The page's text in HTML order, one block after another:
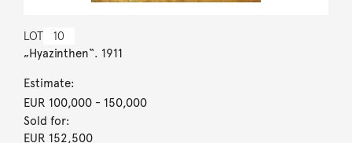
LOT 10
„Hyazinthen“. 1911
Estimate:
EUR 100,000- 150,000
Sold for:
EUR 152,500